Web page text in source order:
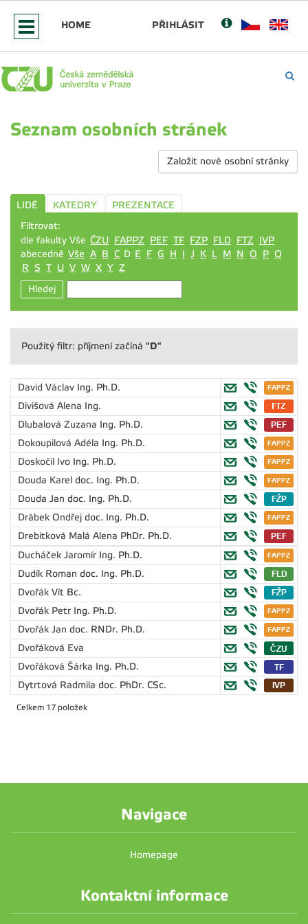
HOME PŘIHLÁSIT
Seznam osobních stránek
Založit nové osobní stránky
LIDÉ KATEDRY
PREZENTACE
Filtrovat:
dle fakulty Vše ČZU FAPPZ PEF TF FZP FLD FTZ IVP
abecedně Vše A B C D E F G H I J K L M N O P Q
R S T U V W X Y Z
Hledej
Použitý filtr: příjmení začíná "D"
David Václav Ing. Ph.D.
Divišová Alena Ing.
Dlubalová Zuzana Ing. Ph.D.
Dokoupilová Adéla Ing. Ph.D.
Doskočil Ivo Ing. Ph.D.
Douda Karel doc. Ing. Ph.D.
Douda Jan doc. Ing. Ph.D.
Drábek Ondřej doc. Ing. Ph.D.
Drebitková Malá Alena PhDr. Ph.D.
Ducháček Jaromír Ing. Ph.D.
Dudík Roman doc. Ing. Ph.D.
Dvořák Vít Bc.
Dvořák Petr Ing. Ph.D.
Dvořák Jan doc. RNDr. Ph.D.
Dvořáková Eva
Dvořáková Šárka Ing. Ph.D.
Dytrtová Radmila doc. PhDr. CSc.
Celkem 17 položek
Navigace
Homepage
Kontaktní informace